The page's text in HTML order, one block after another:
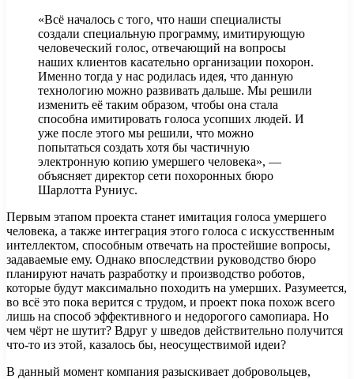
«Всё началось с того, что наши специалисты
создали специальную программу, имитирующую
человеческий голос, отвечающий на вопросы
наших клиентов касательно организации похорон.
Именно тогда у нас родилась идея, что данную
технологию можно развивать дальше. Мы решили
изменить её таким образом, чтобы она стала
способна имитировать голоса усопших людей. И
уже после этого мы решили, что можно
попытаться создать хотя бы частичную
электронную копию умершего человека», —
объясняет директор сети похоронных бюро
Шарлотта Руниус.
Первым этапом проекта станет имитация голоса умершего
человека, а также интеграция этого голоса с искусственным
интеллектом, способным отвечать на простейшие вопросы,
задаваемые ему. Однако впоследствии руководство бюро
планируют начать разработку и производство роботов,
которые будут максимально походить на умерших. Разумеется,
во всё это пока верится с трудом, и проект пока похож всего
лишь на способ эффективного и недорогого самопиара. Но
чем чёрт не шутит? Вдруг у шведов действительно получится
что-то из этой, казалось бы, неосуществимой идеи?
В данный момент компания разыскивает добровольцев,